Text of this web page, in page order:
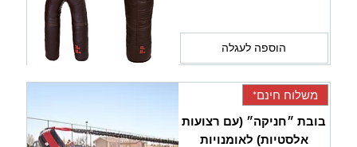
הוספה לעגלה
משלוח חינם*
בובת ״חניקה״ (עם רצועות
אלסטיות) לאומנויות